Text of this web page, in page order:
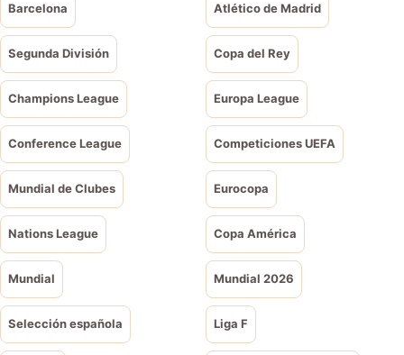
Barcelona Atlético de Madrid
Segunda División Copa del Rey
Champions League Europa League
Conference League Competiciones UEFA
Mundial de Clubes Eurocopa
Nations League Copa América
Mundial Mundial 2026
Selección española Liga F